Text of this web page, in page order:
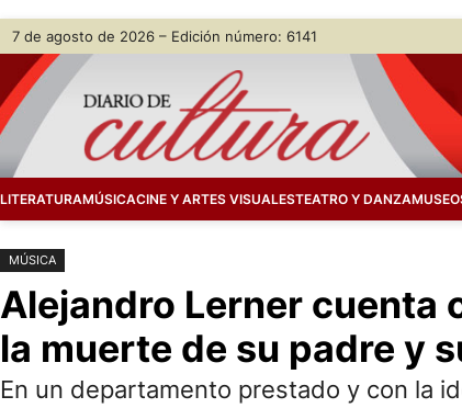
Saltar
contenido
Skip
content
7 de agosto de 2026 – Edición número: 6141
LITERATURAMÚSICACINE Y ARTES VISUALESTEATRO Y DANZA
MÚSICA
Alejandro Lerner cuenta
la muerte de su padre y
En un departamento prestado y con la